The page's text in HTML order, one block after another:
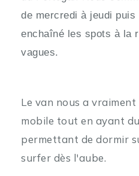
de mercredi à jeudi puis
enchaîné les spots à la
vagues.
Le van nous a
mobile tout en ayant
permettant de dormir
surfer dès l'aube.